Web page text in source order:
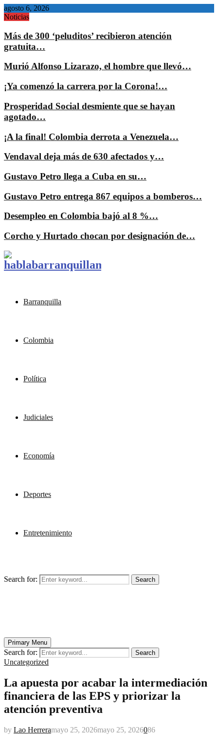
agosto 6, 2026
Noticias
Más de 300 ‘peluditos’ recibieron atención
gratuita…
Murió Alfonso Lizarazo, el hombre que llevó…
¡Ya comenzó la carrera por la Corona!…
Prosperidad Social desmiente que se hayan
agotado…
¡A la final! Colombia derrota a Venezuela…
Vendaval deja más de 630 afectados y…
Gustavo Petro llega a Cuba en su…
Gustavo Petro entrega 867 equipos a bomberos…
Desempleo en Colombia bajó al 8 %…
Corcho y Hurtado chocan por designación de…
Barranquilla
Colombia
Política
Judiciales
Economía
Deportes
Entretenimiento
Search for: Search
Primary Menu
Search for: Search
Uncategorized
La apuesta por acabar la intermediación
financiera de las EPS y priorizar la
atención preventiva
by Lao Herreramayo 25, 2026mayo 25, 2026086